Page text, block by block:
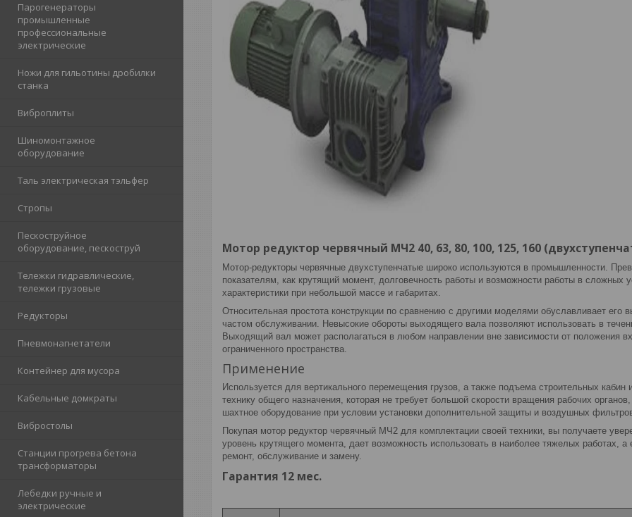
Парогенераторы
промышленные
профессиональные
электрические
Ножи для гильотины дробилки
станка
Виброплиты
Шиномонтажное
оборудование
Таль электрическая тэльфер
Стропы
Пескоструйное
оборудование, пескоструй
Тележки гидравлические,
тележки грузовые
Редукторы
Пневмонагнетатели
Контейнер для мусора
Кабельные домкраты
Вибростолы
Станции прогрева бетона
трансформаторы
Лебедки ручные и
электрические
Мотор редуктор червячный МЧ2 40, 63, 80, 100, 125, 160
Мотор-редукторы червячные двухступенчатые широко используются в промышленности.
показателям, как крутящий момент, долговечность работы и возможности работы в сложных
характеристики при небольшой массе и габаритах.
Относительная простота конструкции по сравнению с другими моделями обуславливает его
частом обслуживании. Невысокие обороты выходящего вала позволяют использовать в
Выходящий вал может располагаться в любом направлении вне зависимости от положения
ограниченного пространства.
Применение
Используется для вертикального перемещения грузов, а также подъема строительных
технику общего назначения, которая не требует большой скорости вращения рабочих
шахтное оборудование при условии установки дополнительной защиты и воздушных
Покупая мотор редуктор червячный МЧ2 для комплектации своей техники, вы получаете
уровень крутящего момента, дает возможность использовать в наиболее тяжелых работах,
ремонт, обслуживание и замену.
Гарантия 12 мес.